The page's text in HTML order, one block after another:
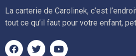
La carterie de Carolinek, c’est
tout ce qu’il faut pour votre enfant,